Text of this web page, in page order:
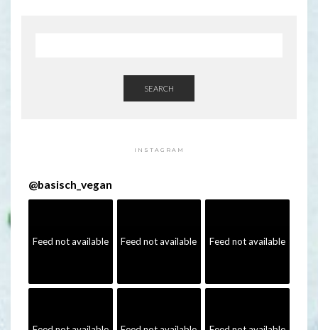
SEARCH
INSTAGRAM
@basisch_vegan
Feed not available Feed not available Feed not available